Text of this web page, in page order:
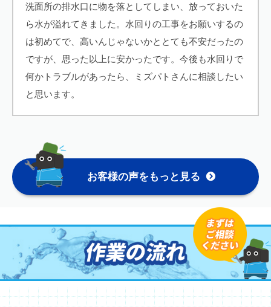
洗面所の排水口に物を落としてしまい、放っておいた
ら水が溢れてきました。水回りの工事をお願いするの
は初めてで、高いんじゃないかととても不安だったの
ですが、思った以上に安かったです。今後も水回りで
何かトラブルがあったら、ミズパトさんに相談したい
と思います。
お客様の声をもっと見る